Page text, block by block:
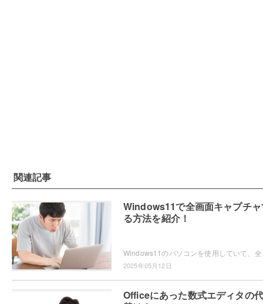
関連記事
Windows11で全画面キャプチ
る方法を紹介！
2025年05月12日
Officeにあった数式エディタの代